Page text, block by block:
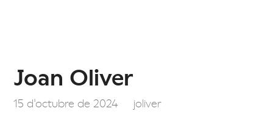
Joan Oliver
15 d'octubre de 2024 joliver